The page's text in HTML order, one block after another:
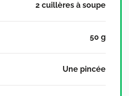
2 cuillères à soupe
50 g
Une pincée